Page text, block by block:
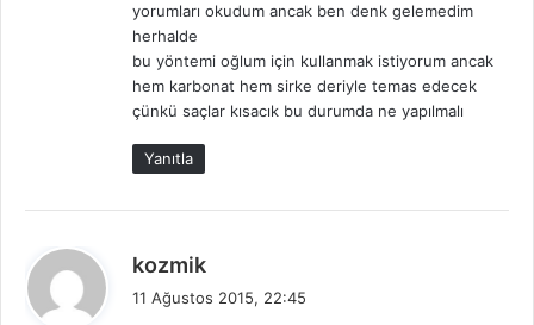
k
yorumları okudum ancak ben denk gelemedim
herhalde
bu yöntemi oğlum için kullanmak istiyorum ancak
hem karbonat hem sirke deriyle temas edecek
çünkü saçlar kısacık bu durumda ne yapılmalı
Yanıtla
kozmik
11 Ağustos 2015, 22:45